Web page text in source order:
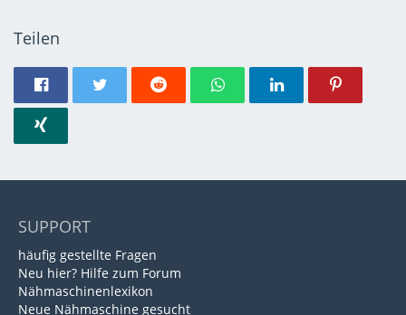
Teilen
SUPPORT
häufig gestellte Fragen
Neu hier? Hilfe zum Forum
Nähmaschinenlexikon
Neue Nähmaschine gesucht